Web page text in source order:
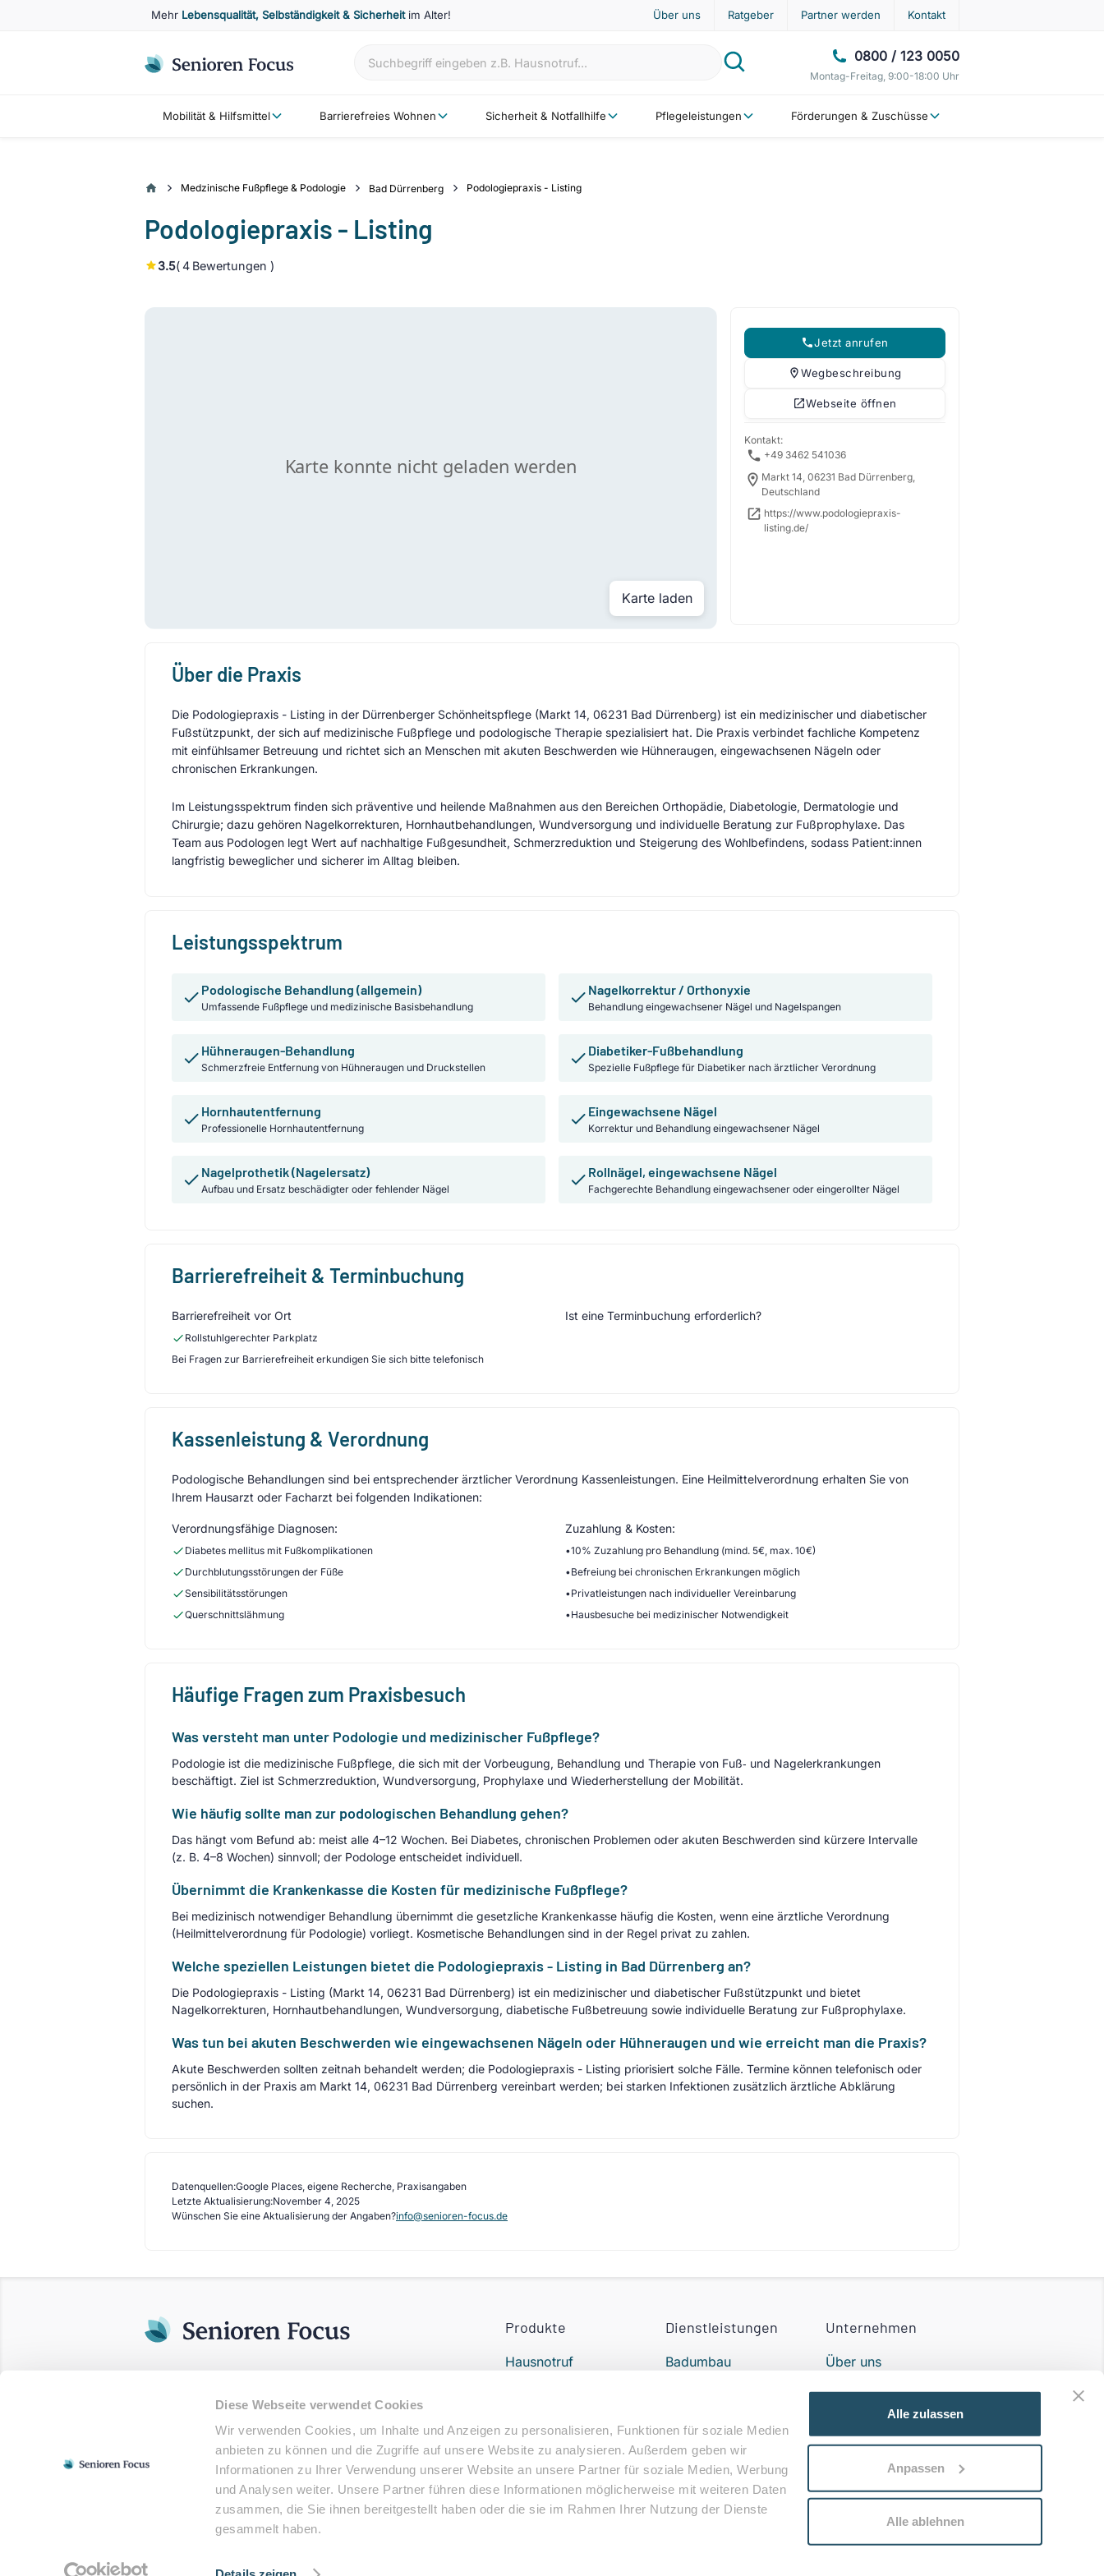
Diese Webseite verwendet Cookies
Wir verwenden Cookies, um Inhalte und Anzeigen zu personalisieren, Funktionen für soziale Medien
anbieten zu können und die Zugriffe auf unsere Website zu analysieren. Außerdem geben wir
Informationen zu Ihrer Verwendung unserer Website an unsere Partner für soziale Medien, Werbung
und Analysen weiter. Unsere Partner führen diese Informationen möglicherweise mit weiteren Daten
zusammen, die Sie ihnen bereitgestellt haben oder die sie im Rahmen Ihrer Nutzung der Dienste
gesammelt haben.
Alle zulassen
Anpassen
Alle ablehnen
Mehr Lebensqualität, Selbständigkeit & Sicherheitim Alter! Über uns Ratgeber Partner werden Kontakt
0800 / 123 0050
Montag-Freitag, 9:00-18:00 Uhr
Mobilität & Hilfsmittel Barrierefreies Wohnen Sicherheit & Notfallhilfe Pflegeleistungen Förderungen & Zuschüsse
Medzinische Fußpflege & Podologie Bad Dürrenberg Podologiepraxis - Listing
Podologiepraxis - Listing
3.5(4 Bewertungen )
Karte laden
Jetzt anrufen
Wegbeschreibung
Webseite öffnen
Kontakt:
+49 3462 541036
Markt 14, 06231 Bad Dürrenberg,
Deutschland
https://www.podologiepraxis-
listing.de/
Über die Praxis
Die Podologiepraxis - Listing in der Dürrenberger Schönheitspflege (Markt 14, 06231 Bad Dürrenberg) ist ein medizinischer und diabetischer
Fußstützpunkt, der sich auf medizinische Fußpflege und podologische Therapie spezialisiert hat. Die Praxis verbindet fachliche Kompetenz
mit einfühlsamer Betreuung und richtet sich an Menschen mit akuten Beschwerden wie Hühneraugen, eingewachsenen Nägeln oder
chronischen Erkrankungen.
Im Leistungsspektrum finden sich präventive und heilende Maßnahmen aus den Bereichen Orthopädie, Diabetologie, Dermatologie und
Chirurgie; dazu gehören Nagelkorrekturen, Hornhautbehandlungen, Wundversorgung und individuelle Beratung zur Fußprophylaxe. Das
Team aus Podologen legt Wert auf nachhaltige Fußgesundheit, Schmerzreduktion und Steigerung des Wohlbefindens, sodass Patient:innen
langfristig beweglicher und sicherer im Alltag bleiben.
Leistungsspektrum
Podologische Behandlung (allgemein)
Umfassende Fußpflege und medizinische Basisbehandlung
Nagelkorrektur / Orthonyxie
Behandlung eingewachsener Nägel und Nagelspangen
Hühneraugen-Behandlung
Schmerzfreie Entfernung von Hühneraugen und Druckstellen
Diabetiker-Fußbehandlung
Spezielle Fußpflege für Diabetiker nach ärztlicher Verordnung
Hornhautentfernung
Professionelle Hornhautentfernung
Eingewachsene Nägel
Korrektur und Behandlung eingewachsener Nägel
Nagelprothetik (Nagelersatz)
Aufbau und Ersatz beschädigter oder fehlender Nägel
Rollnägel, eingewachsene Nägel
Fachgerechte Behandlung eingewachsener oder eingerollter Nägel
Barrierefreiheit & Terminbuchung
Barrierefreiheit vor Ort
Rollstuhlgerechter Parkplatz
Bei Fragen zur Barrierefreiheit erkundigen Sie sich bitte telefonisch
Ist eine Terminbuchung erforderlich?
Kassenleistung & Verordnung
Podologische Behandlungen sind bei entsprechender ärztlicher Verordnung Kassenleistungen. Eine Heilmittelverordnung erhalten Sie von
Ihrem Hausarzt oder Facharzt bei folgenden Indikationen:
Verordnungsfähige Diagnosen:
Diabetes mellitus mit Fußkomplikationen
Durchblutungsstörungen der Füße
Sensibilitätsstörungen
Querschnittslähmung
Zuzahlung & Kosten:
•10% Zuzahlung pro Behandlung (mind. 5€, max. 10€)
•Befreiung bei chronischen Erkrankungen möglich
•Privatleistungen nach individueller Vereinbarung
•Hausbesuche bei medizinischer Notwendigkeit
Häufige Fragen zum Praxisbesuch
Was versteht man unter Podologie und medizinischer Fußpflege?
Podologie ist die medizinische Fußpflege, die sich mit der Vorbeugung, Behandlung und Therapie von Fuß‑ und Nagelerkrankungen
beschäftigt. Ziel ist Schmerzreduktion, Wundversorgung, Prophylaxe und Wiederherstellung der Mobilität.
Wie häufig sollte man zur podologischen Behandlung gehen?
Das hängt vom Befund ab: meist alle 4–12 Wochen. Bei Diabetes, chronischen Problemen oder akuten Beschwerden sind kürzere Intervalle
(z. B. 4–8 Wochen) sinnvoll; der Podologe entscheidet individuell.
Übernimmt die Krankenkasse die Kosten für medizinische Fußpflege?
Bei medizinisch notwendiger Behandlung übernimmt die gesetzliche Krankenkasse häufig die Kosten, wenn eine ärztliche Verordnung
(Heilmittelverordnung für Podologie) vorliegt. Kosmetische Behandlungen sind in der Regel privat zu zahlen.
Welche speziellen Leistungen bietet die Podologiepraxis - Listing in Bad Dürrenberg an?
Die Podologiepraxis - Listing (Markt 14, 06231 Bad Dürrenberg) ist ein medizinischer und diabetischer Fußstützpunkt und bietet
Nagelkorrekturen, Hornhautbehandlungen, Wundversorgung, diabetische Fußbetreuung sowie individuelle Beratung zur Fußprophylaxe.
Was tun bei akuten Beschwerden wie eingewachsenen Nägeln oder Hühneraugen und wie erreicht man die Praxis?
Akute Beschwerden sollten zeitnah behandelt werden; die Podologiepraxis - Listing priorisiert solche Fälle. Termine können telefonisch oder
persönlich in der Praxis am Markt 14, 06231 Bad Dürrenberg vereinbart werden; bei starken Infektionen zusätzlich ärztliche Abklärung
suchen.
Datenquellen:Google Places, eigene Recherche, Praxisangaben
Letzte Aktualisierung:November 4, 2025
Wünschen Sie eine Aktualisierung der Angaben?info@senioren-focus.de
Produkte
Hausnotruf
Elektromobil
Elektrorollstuhl
Dienstleistungen
Badumbau
Alltagshilfe
Podologe in der
Nähe
Unternehmen
Über uns
Partner werden
© 2025 - Senioren Focus. Alle Rechte vorbehalten.